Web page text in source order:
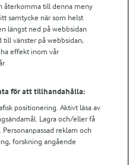
återkomma till denna meny
samtycke när som helst
längst ned på webbsidan
vänster på webbsidan,
effekt inom vår
för att tillhandahålla:
positionering. Aktivt läsa av
Lagra och/eller få
reklam och
forskning angående